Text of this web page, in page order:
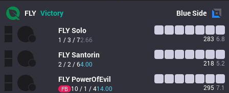
FLY Victory BlueSide
FLYSolo
1 / 3 / 72.66 283 6.8
FLYSantorin
2 / 2 / 64.00 218 5.2
FLY PowerOfEvil
FB 10 / 1 / 414.00 295 7.1